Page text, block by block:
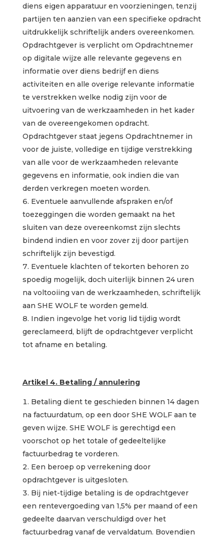
diens eigen apparatuur en voorzieningen, tenzij
partijen ten aanzien van een specifieke opdracht
uitdrukkelijk schriftelijk anders overeenkomen.
Opdrachtgever is verplicht om Opdrachtnemer
op digitale wijze alle relevante gegevens en
informatie over diens bedrijf en diens
activiteiten en alle overige relevante informatie
te verstrekken welke nodig zijn voor de
uitvoering van de werkzaamheden in het kader
van de overeengekomen opdracht.
Opdrachtgever staat jegens Opdrachtnemer in
voor de juiste, volledige en tijdige verstrekking
van alle voor de werkzaamheden relevante
gegevens en informatie, ook indien die van
derden verkregen moeten worden.
Eventuele aanvullende afspraken en/of
toezeggingen die worden gemaakt na het
sluiten van deze overeenkomst zijn slechts
bindend indien en voor zover zij door partijen
schriftelijk zijn bevestigd.
Eventuele klachten of tekorten behoren zo
spoedig mogelijk, doch uiterlijk binnen 24 uren
na voltooiing van de werkzaamheden, schriftelijk
aan SHE WOLF te worden gemeld.
Indien ingevolge het vorig lid tijdig wordt
gereclameerd, blijft de opdrachtgever verplicht
tot afname en betaling.
Artikel 4. Betaling / annulering
Betaling dient te geschieden binnen 14 dagen
na factuurdatum, op een door SHE WOLF aan te
geven wijze. SHE WOLF is gerechtigd een
voorschot op het totale of gedeeltelijke
factuurbedrag te vorderen.
Een beroep op verrekening door
opdrachtgever is uitgesloten.
Bij niet-tijdige betaling is de opdrachtgever
een rentevergoeding van 1,5% per maand of een
gedeelte daarvan verschuldigd over het
factuurbedrag vanaf de vervaldatum. Bovendien